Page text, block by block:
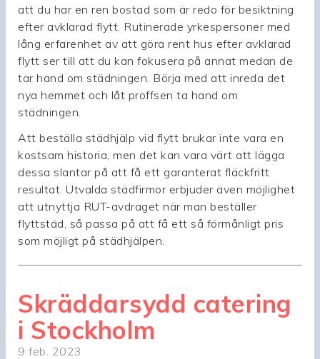
att du har en ren bostad som är redo för besiktning
efter avklarad flytt. Rutinerade yrkespersoner med
lång erfarenhet av att göra rent hus efter avklarad
flytt ser till att du kan fokusera på annat medan de
tar hand om städningen. Börja med att inreda det
nya hemmet och låt proffsen ta hand om
städningen.
Att beställa städhjälp vid flytt brukar inte vara en
kostsam historia, men det kan vara värt att lägga
dessa slantar på att få ett garanterat fläckfritt
resultat. Utvalda städfirmor erbjuder även möjlighet
att utnyttja RUT-avdraget när man beställer
flyttstäd, så passa på att få ett så förmånligt pris
som möjligt på städhjälpen.
Skräddarsydd catering
i Stockholm
9 feb. 2023